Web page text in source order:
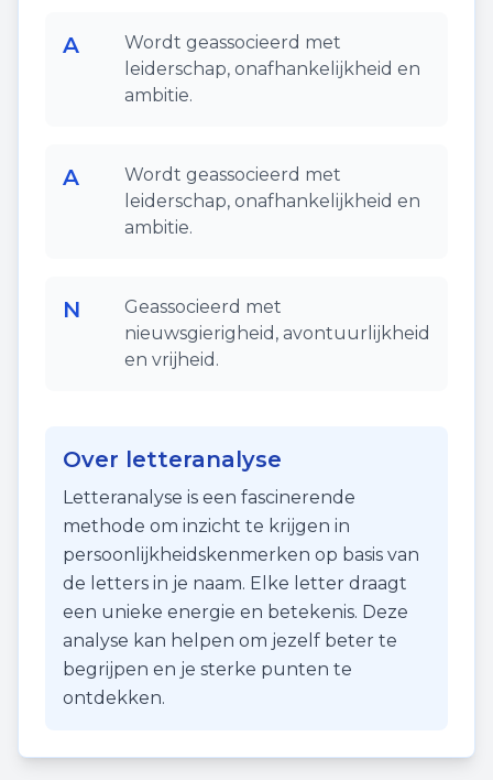
A
Wordt geassocieerd met
leiderschap, onafhankelijkheid en
ambitie.
A
Wordt geassocieerd met
leiderschap, onafhankelijkheid en
ambitie.
N
Geassocieerd met
nieuwsgierigheid, avontuurlijkheid
en vrijheid.
Over letteranalyse
Letteranalyse is een fascinerende
methode om inzicht te krijgen in
persoonlijkheidskenmerken op basis van
de letters in je naam. Elke letter draagt
een unieke energie en betekenis. Deze
analyse kan helpen om jezelf beter te
begrijpen en je sterke punten te
ontdekken.